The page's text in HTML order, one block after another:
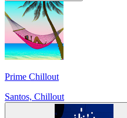
Prime Chillout
Santos, Chillout